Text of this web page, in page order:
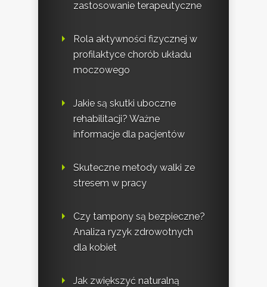
zastosowanie terapeutyczne
Rola aktywności fizycznej w
profilaktyce chorób układu
moczowego
Jakie są skutki uboczne
rehabilitacji? Ważne
informacje dla pacjentów
Skuteczne metody walki ze
stresem w pracy
Czy tampony są bezpieczne?
Analiza ryzyk zdrowotnych
dla kobiet
Jak zwiększyć naturalną